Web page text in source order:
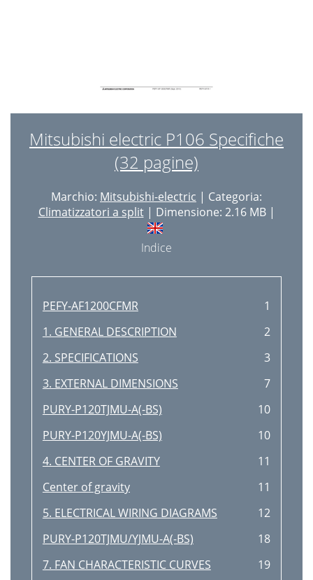
Mitsubishi electric P106 Specifiche
(32 pagine)
Marchio: Mitsubishi-electric | Categoria:
Climatizzatori a split| Dimensione: 2.16 MB |
Indice
PEFY-AF1200CFMR
1
1. GENERAL DESCRIPTION
2
2. SPECIFICATIONS
3
3. EXTERNAL DIMENSIONS
7
PURY-P120TJMU-A(-BS)
10
PURY-P120YJMU-A(-BS)
10
4. CENTER OF GRAVITY
11
Center of gravity
11
5. ELECTRICAL WIRING DIAGRAMS
12
PURY-P120TJMU/YJMU-A(-BS)
18
7. FAN CHARACTERISTIC CURVES
19